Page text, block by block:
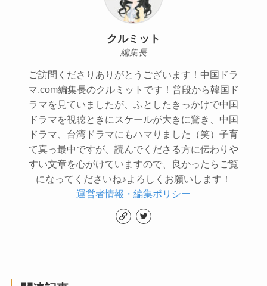
クルミット
編集長
ご訪問くださりありがとうございます！中国ドラ
マ.com編集長のクルミットです！普段から韓国ド
ラマを見ていましたが、ふとしたきっかけで中国
ドラマを視聴ときにスケールが大きに驚き、中国
ドラマ、台湾ドラマにもハマりました（笑）子育
て真っ最中ですが、読んでくださる方に伝わりや
すい文章を心がけていますので、良かったらご覧
になってくださいね♪よろしくお願いします！
運営者情報・編集ポリシー